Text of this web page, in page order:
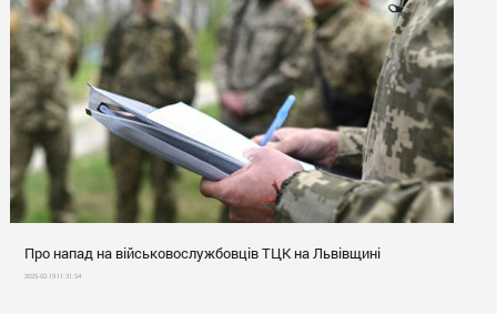
Про напад на військовослужбовців ТЦК на Львівщині
2025-02-19 11:31:54